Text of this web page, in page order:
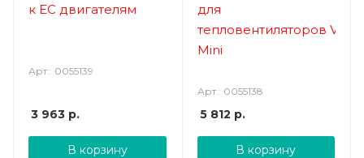
к ЕС двигателям
Арт.: 0055139
3 963 р.
В корзину
для
тепловентиляторов
Mini
Арт.: 0055138
5 812 р.
В корзину